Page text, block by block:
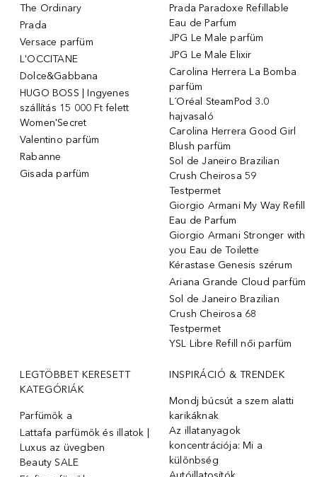
The Ordinary
Prada
Versace parfüm
L'OCCITANE
Dolce&Gabbana
HUGO BOSS | Ingyenes
szállítás 15 000 Ft felett
Women'Secret
Valentino parfüm
Rabanne
Gisada parfüm
Prada Paradoxe Refillable
Eau de Parfum
JPG Le Male parfüm
JPG Le Male Elixir
Carolina Herrera La Bomba
parfüm
L´Oréal SteamPod 3.0
hajvasaló
Carolina Herrera Good Girl
Blush parfüm
Sol de Janeiro Brazilian
Crush Cheirosa 59
Testpermet
Giorgio Armani My Way Refill
Eau de Parfum
Giorgio Armani Stronger with
you Eau de Toilette
Kérastase Genesis szérum
Ariana Grande Cloud parfüm
Sol de Janeiro Brazilian
Crush Cheirosa 68
Testpermet
YSL Libre Refill női parfüm
LEGTÖBBET KERESETT
KATEGÓRIÁK
Parfümök ️a
Lattafa parfümök és illatok |
Luxus az üvegben
Beauty SALE
INSPIRÁCIÓ & TRENDEK
Mondj búcsút a szem alatti
karikáknak
Az illatanyagok
koncentrációja: Mi a
különbség